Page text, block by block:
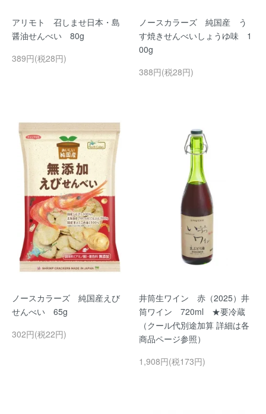
アリモト 召しませ日本・島
醤油せんべい 80g
389円(税28円)
ノースカラーズ 純国産 う
す焼きせんべいしょうゆ味 1
00g
388円(税28円)
ノースカラーズ 純国産えび
せんべい 65g
302円(税22円)
井筒生ワイン 赤（2025）井
筒ワイン 720ml ★要冷蔵
（クール代別途加算 詳細は各
商品ページ参照）
1,908円(税173円)